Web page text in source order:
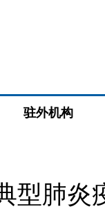
驻外机构
型肺炎